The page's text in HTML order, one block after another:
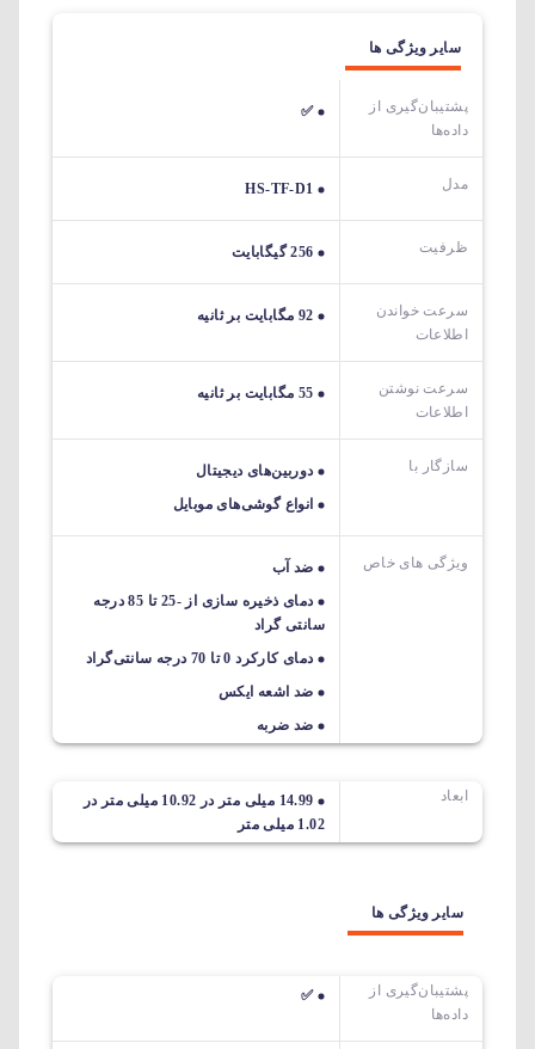
سایر ویژگی ها
پشتیبان‌گیری از
داده‌ها
✅
مدل HS-TF-D1
ظرفیت 256 گیگابایت
سرعت خواندن
اطلاعات
92 مگابایت بر ثانیه
سرعت نوشتن
اطلاعات
55 مگابایت بر ثانیه
سازگار با
دوربین‌های دیجیتال
انواع گوشی‌های موبایل
ویژگی های خاص
ضد آب
دمای ذخیره سازی از -25 تا 85 درجه
سانتی گراد
دمای کارکرد 0 تا 70 درجه سانتی‌گراد
ضد اشعه ایکس
ضد ضربه
ابعاد
14.99 میلی متر در 10.92 میلی متر در
1.02 میلی متر
سایر ویژگی ها
پشتیبان‌گیری از
داده‌ها
✅